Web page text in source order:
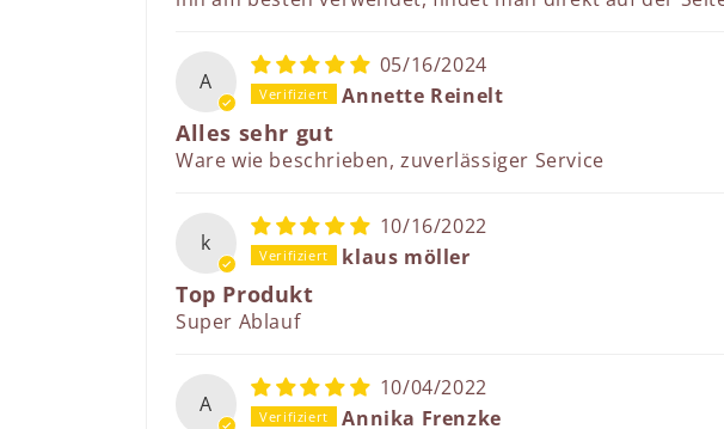
A
05/16/2024
Annette Reinelt
Alles sehr gut
Ware wie beschrieben, zuverlässiger Service
k
10/16/2022
klaus möller
Top Produkt
Super Ablauf
A
10/04/2022
Annika Frenzke